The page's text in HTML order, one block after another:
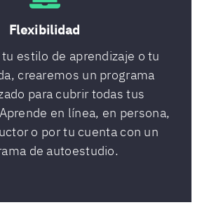
Flexibilidad
estilo de aprendizaje o tu
crearemos un programa
para cubrir todas tus
en línea, en persona,
o por tu cuenta con un
de autoestudio.